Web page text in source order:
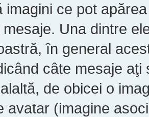
imagini ce pot
Una dintre
în general
câte mesaje
de obicei o
avatar (imagine